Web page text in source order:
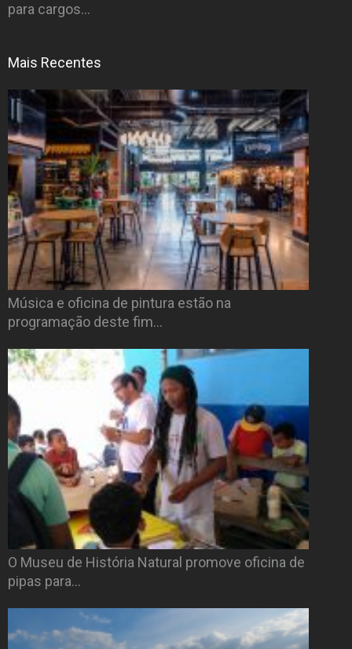
para cargos…
Mais Recentes
Música e oficina de pintura estão na
programação deste fim…
O Museu de História Natural promove oficina de
pipas para…